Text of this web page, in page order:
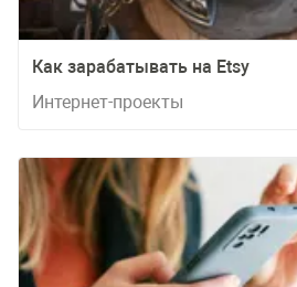
Как зарабатывать на Etsy
Интернет-проекты